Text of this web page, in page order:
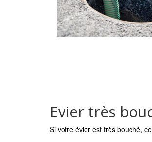
Evier très
Si votre évier est très bouché,